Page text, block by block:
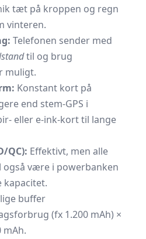
tæt på kroppen og regn
vinteren.
Telefonen sender med
til og brug
muligt.
Konstant kort på
end stem-GPS i
eller e-ink-kort til lange
QC): Effektivt, men alle
være i powerbanken
kapacitet.
buffer
(fx 1.200 mAh) ×
mAh.